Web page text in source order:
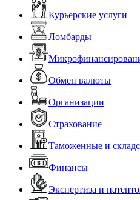
Курьерские услуги
Ломбарды
Обмен валюты
Организации
Страхование
Таможенные и
Финансы
Экспертиза и